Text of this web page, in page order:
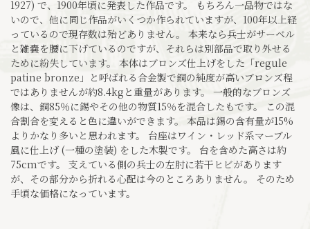
1927) で、1900年頃に発表した作品です。 もちろん一品物ではな
いので、他に同じ作品がいくつか作られていますが、100年以上経
っているので現存数は殆どありません。 本来なら兵士がサーベル
と雑嚢を腰に下げているのですが、それらは別部品で取り外せる
ために紛失しています。 本体はブロンズ仕上げをした「regule
patine bronze」と呼ばれる合金製で銅の純度が高いブロンズ程
ではありませんが約8.4kgと重量があります。 一般的なブロンズ
像は、銅85％に錫やその他の物質15％を混合したもです。 この混
合割合を変えると色に違いができます。 本品は錫の含有量が15%
よりかなり多いと思われます。 台座はワイン・レッド系マーブル
風に仕上げ (一種の塗装) をした木製です。 台を含めた高さは約
75cmです。 支えている側の兵士の左肘に若干ヒビがあります
が、その部分から折れる心配は今のところありません。 そのため
手頃な価格になっています。